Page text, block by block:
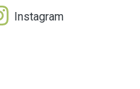
Instagram